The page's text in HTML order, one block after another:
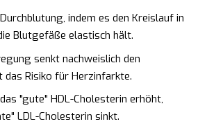
indem es den Kreislauf in
Blutgefäße elastisch hält.
senkt nachweislich den
das Risiko für Herzinfarkte.
"gute" HDL-Cholesterin erhöht,
LDL-Cholesterin sinkt.